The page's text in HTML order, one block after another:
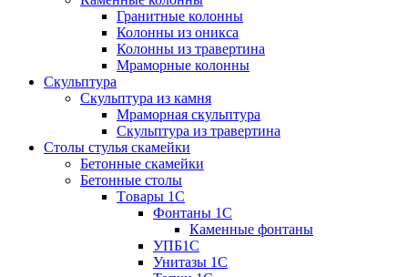
Гранитные колонны
Колонны из оникса
Колонны из травертина
Мраморные колонны
Скульптура
Скульптура из камня
Мраморная скульптура
Скульптура из травертина
Столы стулья скамейки
Бетонные скамейки
Бетонные столы
Tовары 1C
Фонтаны 1C
Каменные фонтаны
УПБ1С
Унитазы 1С